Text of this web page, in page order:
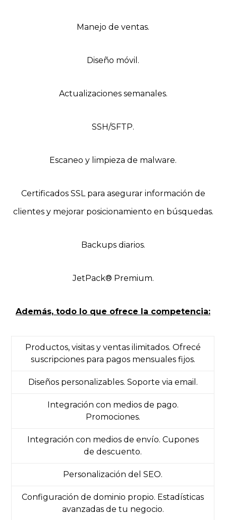
Manejo de ventas.
Diseño móvil.
Actualizaciones semanales.
SSH/SFTP.
Escaneo y limpieza de malware.
Certificados SSL para asegurar información de
clientes y mejorar posicionamiento en búsquedas.
Backups diarios.
JetPack® Premium.
Además, todo lo que ofrece la competencia:
Productos, visitas y ventas ilimitados. Ofrecé
suscripciones para pagos mensuales fijos.
Diseños personalizables. Soporte via email.
Integración con medios de pago.
Promociones.
Integración con medios de envío. Cupones
de descuento.
Personalización del SEO.
Configuración de dominio propio. Estadísticas
avanzadas de tu negocio.